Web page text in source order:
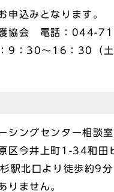
申込みとなります。
護協会 電話：044-
9：30～16：30（土
シングセンター相談室
区今井上町1-34和田
杉駅北口より徒歩約9分
りません。